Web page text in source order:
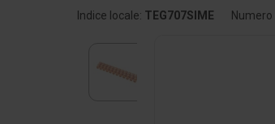
Indice locale: TEG707SIME